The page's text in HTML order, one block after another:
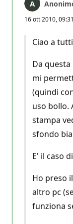
16 ott 2010, 09:31
Ciao a
Da
mi
(quindi
uso bollo.
stampa
sfondo
E' il caso
Ho preso
altro pc
funziona